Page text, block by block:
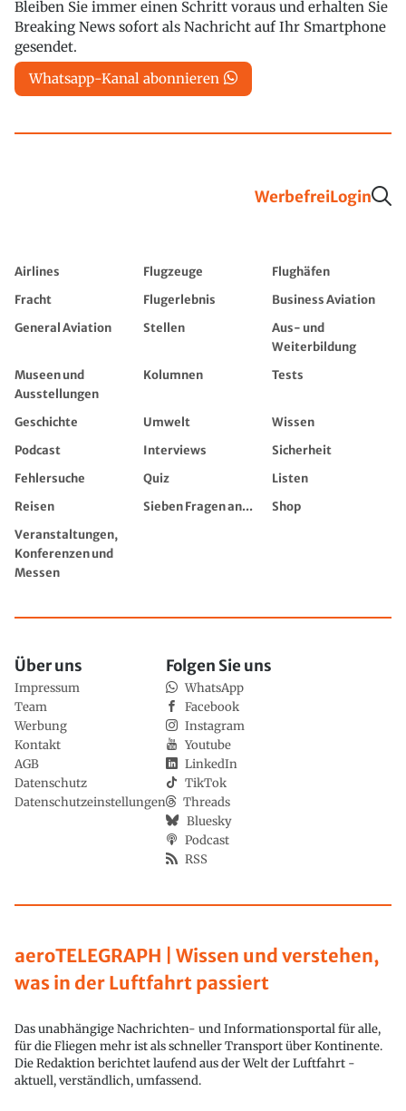
Bleiben Sie immer einen Schritt voraus und erhalten Sie
Breaking News sofort als Nachricht auf Ihr Smartphone
gesendet.
Whatsapp-Kanal abonnieren
WerbefreiLogin
Airlines Flugzeuge
Flughäfen
Fracht
Flugerlebnis
Business Aviation
General Aviation
Stellen
Aus- und
Weiterbildung
Museen und
Ausstellungen
Kolumnen Tests
Geschichte Umwelt
Wissen
Podcast
Interviews
Sicherheit
Fehlersuche
Quiz
Listen
Reisen
Sieben Fragen an...
Shop
Veranstaltungen,
Konferenzen und
Messen
aeroTELEGRAPH | Wissen und verstehen,
was in der Luftfahrt passiert
Das unabhängige Nachrichten- und Informationsportal für alle,
für die Fliegen mehr ist als schneller Transport über Kontinente.
Die Redaktion berichtet laufend aus der Welt der Luftfahrt -
aktuell, verständlich, umfassend.
Über uns
Impressum
Team
Werbung
Kontakt
AGB
Datenschutz
Datenschutzeinstellungen
Folgen Sie uns
WhatsApp
Facebook
Instagram
Youtube
LinkedIn
TikTok
Threads
Bluesky
Podcast
RSS